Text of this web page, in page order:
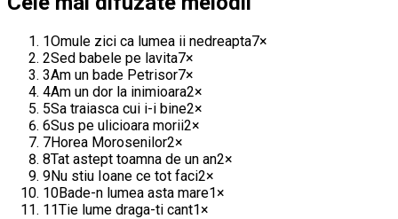
1Omule zici ca lumea ii nedreapta7×
2Sed babele pe lavita7×
3Am un bade Petrisor7×
4Am un dor la inimioara2×
5Sa traiasca cui i-i bine2×
6Sus pe ulicioara morii2×
7Horea Morosenilor2×
8Tat astept toamna de un an2×
9Nu stiu Ioane ce tot faci2×
10Bade-n lumea asta mare1×
11Tie lume draga-ti cant1×